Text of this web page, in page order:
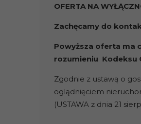
OFERTA NA
Zachęcamy do
Powyższa oferta ma
rozumieniu Kodeksu
Zgodnie z ustawą o
oglądnięciem
(USTAWA z dnia 21